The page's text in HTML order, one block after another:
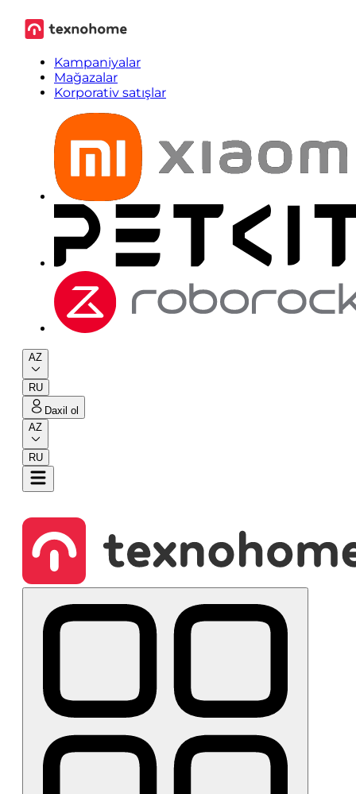
Kampaniyalar
Mağazalar
Korporativ satışlar
AZ
RU
Daxil ol
AZ
RU